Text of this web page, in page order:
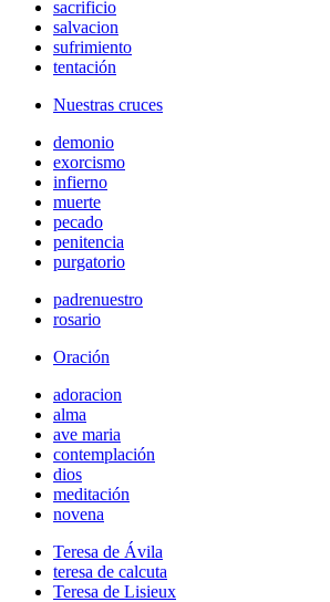
sacrificio
salvacion
sufrimiento
tentación
Nuestras cruces
demonio
exorcismo
infierno
muerte
pecado
penitencia
purgatorio
padrenuestro
rosario
Oración
adoracion
alma
ave maria
contemplación
dios
meditación
novena
Teresa de Ávila
teresa de calcuta
Teresa de Lisieux